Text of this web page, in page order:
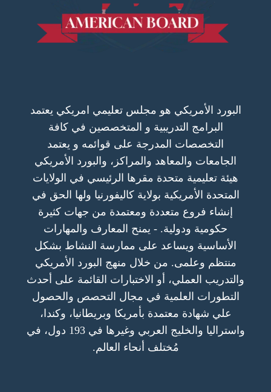
البورد الأمريكي هو مجلس تعليمي امريكي يعتمد
البرامج التدريبية و المتخصصين في كافة
التخصصات المدرجة على قوائمه و يعتمد
الجامعات والمعاهد والمراكز، والبورد الأمريكي
هيئة تعليمية متحدة مقرها الرئيسي في الولايات
المتحدة الأمريكية بولاية كاليفورنيا ولها الحق في
إنشاء فروع متعددة ومعتمدة من جهات كثيرة
حكومية ودولية. - يمنح المعارف والمهارات
الأساسية ويساعد على ممارسة النشاط بشكل
منتظم وعلمى. من خلال منهج البورد الأمريكي
والتدريب العملي، أو الاختبارات القائمة على أحدث
التطورات العلمية في مجال التحصص والحصول
علي شهادة معتمدة بأمريكا وبريطانيا، وكندا،
واستراليا والخليج العربي وغيرها في 193 دول، في
مُختلف أنحاء العالم.